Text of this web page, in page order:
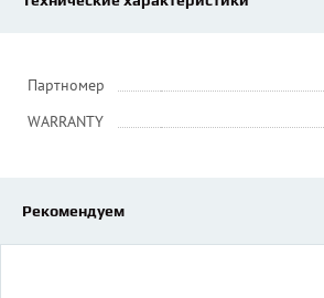
Партномер
WARRANTY
Рекомендуем